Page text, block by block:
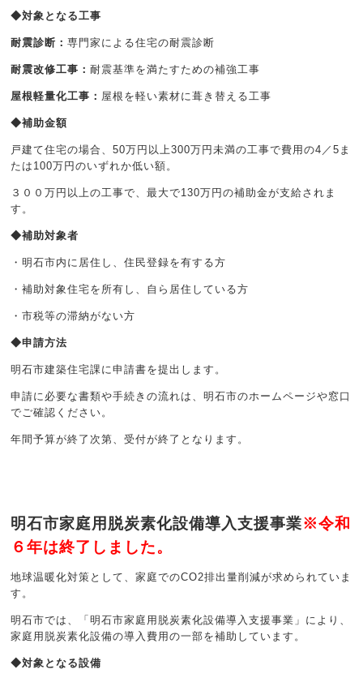
◆対象となる工事
耐震診断： 専門家による住宅の耐震診断
耐震改修工事： 耐震基準を満たすための補強工事
屋根軽量化工事： 屋根を軽い素材に葺き替える工事
◆補助金額
戸建て住宅の場合、50万円以上300万円未満の工事で費用の4／5ま
たは100万円のいずれか低い額。
３００万円以上の工事で、最大で130万円の補助金が支給されま
す。
◆補助対象者
・明石市内に居住し、住民登録を有する方
・補助対象住宅を所有し、自ら居住している方
・市税等の滞納がない方
◆申請方法
明石市建築住宅課に申請書を提出します。
申請に必要な書類や手続きの流れは、明石市のホームページや窓口
でご確認ください。
年間予算が終了次第、受付が終了となります。
明石市家庭用脱炭素化設備導入支援事業※令和
６年は終了しました。
地球温暖化対策として、家庭でのCO2排出量削減が求められていま
す。
明石市では、「明石市家庭用脱炭素化設備導入支援事業」により、
家庭用脱炭素化設備の導入費用の一部を補助しています。
◆対象となる設備